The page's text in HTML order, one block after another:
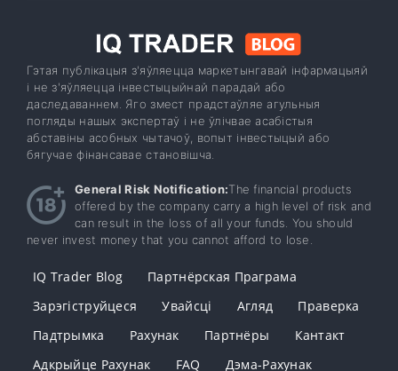
Гэтая публікацыя з'яўляецца маркетынгавай інфармацыяй
і не з'яўляецца інвестыцыйнай парадай або
даследаваннем. Яго змест прадстаўляе агульныя
погляды нашых экспертаў і не ўлічвае асабістыя
абставіны асобных чытачоў, вопыт інвестыцый або
бягучае фінансавае становішча.
General Risk Notification:The financial products
offered by the company carry a high level of risk and
can result in the loss of all your funds. You should
never invest money that you cannot afford to lose.
IQ Trader Blog
Партнёрская Праграма
Зарэгіструйцеся
Увайсці Агляд
Праверка
Падтрымка
Рахунак Партнёры
Кантакт
Адкрыйце Рахунак
FAQ Дэма-Рахунак